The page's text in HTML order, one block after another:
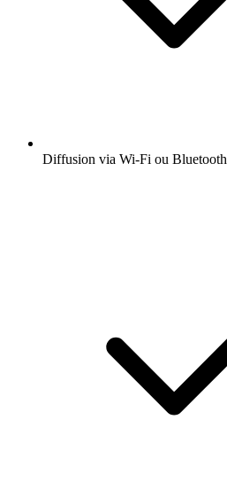
Diffusion via Wi-Fi ou Bluetooth